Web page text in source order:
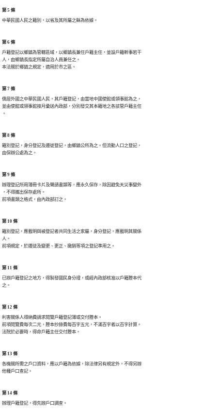
第 5 條
中華民國人民之籍別，以省及其所屬之縣為依據。
第 6 條
戶籍登記以鄉鎮為管轄區域，以鄉鎮長兼任戶籍主任，並設戶籍幹事若干
人，由鄉鎮長指定所屬自治人員兼任之。
本法關於鄉鎮之規定，適用於市之區。
第 7 條
僑居外國之中華民國人民，其戶籍登記，由當地中國使館或領事館為之，
並由使館或領事館按月彙送內政部，分別發交其本籍地之各該管戶籍主任
。
第 8 條
籍別登記，身分登記及遷徙登記，由鄉鎮公所為之。但流動人口之登記，
由保辦公處為之。
第 9 條
辦理登記所用簿冊卡片及聲請書類等，應永久保存，除因避免天災事變外
，不得攜出保存處所。
前項書類之格式，由內政部訂之。
第 10 條
籍別登記，應載明與被登記者共同生活之家屬，身分登記，應載明其關係
人。
前項規定，於遷徒及變更、更正、撤銷等項之登記準用之。
第 11 條
已辦戶籍登記之地方，得製發國民身分證，或經內政部核准以戶籍謄本代
之。
第 12 條
利害關係人得納費請求閱覽戶籍登記簿或交付謄本。
前項閱覽費每次二元，謄本抄錄費每百字五元，不滿百字者以百字計算。
法院於必要時，得命戶籍主任交付謄本。
第 13 條
各機關所需之戶口資料，應以戶籍為依據，除法律另有規定外，不得另辦
他種戶口查記。
第 14 條
辦理戶籍登記，得先辦戶口調查。